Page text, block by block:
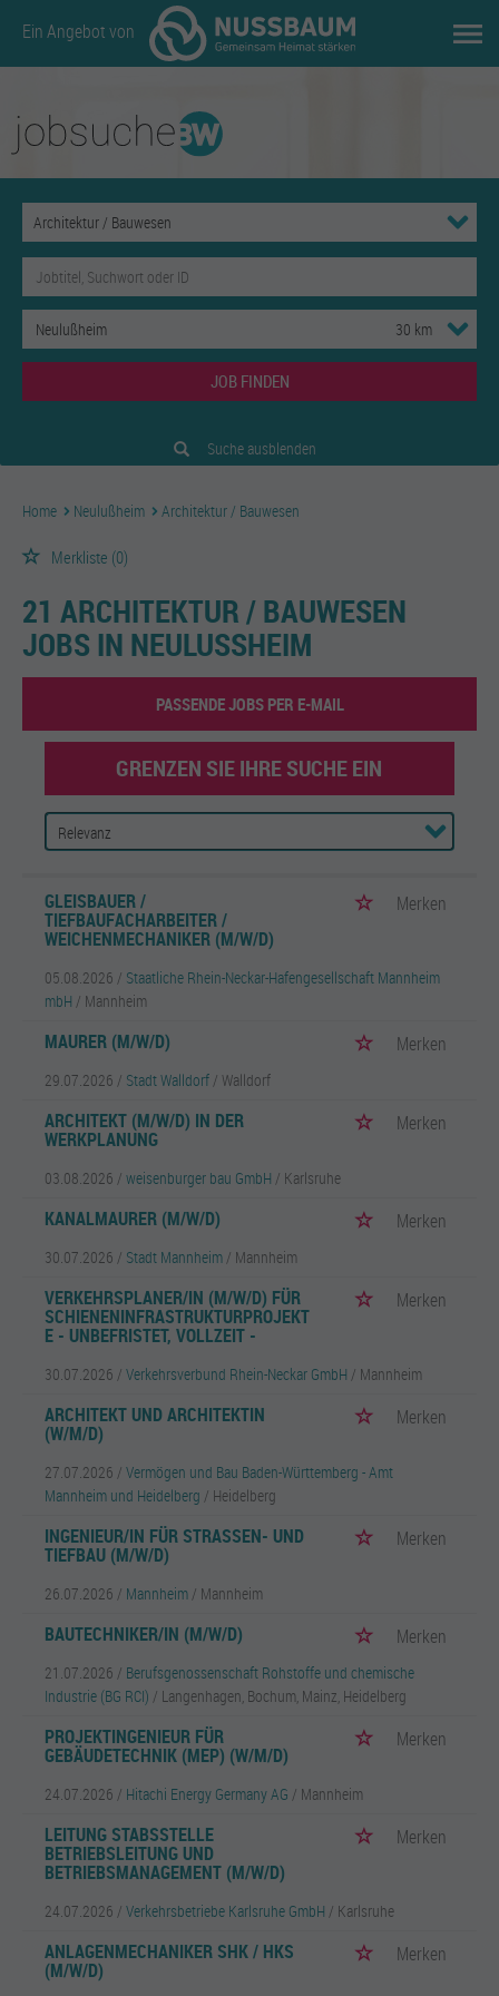
Ein Angebot von
JOB FINDEN
Suche ausblenden
Home Neulußheim Architektur / Bauwesen
Merkliste (0)
21 ARCHITEKTUR / BAUWESEN
JOBS IN NEULUSSHEIM
PASSENDE JOBS PER E-MAIL
GRENZEN SIE IHRE SUCHE EIN
GLEISBAUER /
TIEFBAUFACHARBEITER /
WEICHENMECHANIKER (M/W/D)
Merken
05.08.2026 / Staatliche Rhein-Neckar-Hafengesellschaft Mannheim
mbH / Mannheim
MAURER (M/W/D) Merken
29.07.2026 / Stadt Walldorf / Walldorf
ARCHITEKT (M/W/D) IN DER
WERKPLANUNG
Merken
03.08.2026 / weisenburger bau GmbH / Karlsruhe
KANALMAURER (M/W/D) Merken
30.07.2026 / Stadt Mannheim / Mannheim
VERKEHRSPLANER/IN (M/W/D) FÜR
SCHIENENINFRASTRUKTURPROJEKT
E - UNBEFRISTET, VOLLZEIT -
Merken
30.07.2026 / Verkehrsverbund Rhein-Neckar GmbH / Mannheim
ARCHITEKT UND ARCHITEKTIN
(W/M/D)
Merken
27.07.2026 / Vermögen und Bau Baden-Württemberg - Amt
Mannheim und Heidelberg / Heidelberg
INGENIEUR/IN FÜR STRASSEN- UND T
IEFBAU (M/W/D)
Merken
26.07.2026 / Mannheim / Mannheim
BAUTECHNIKER/IN (M/W/D) Merken
21.07.2026 / Berufsgenossenschaft Rohstoffe und chemische
Industrie (BG RCI) / Langenhagen, Bochum, Mainz, Heidelberg
PROJEKTINGENIEUR FÜR
GEBÄUDETECHNIK (MEP) (W/M/D)
Merken
24.07.2026 / Hitachi Energy Germany AG / Mannheim
LEITUNG STABSSTELLE
BETRIEBSLEITUNG UND
BETRIEBSMANAGEMENT (M/W/D)
Merken
24.07.2026 / Verkehrsbetriebe Karlsruhe GmbH / Karlsruhe
ANLAGENMECHANIKER SHK / HKS
(M/W/D)
Merken